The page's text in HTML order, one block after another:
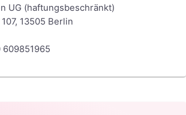
UG (haftungsbeschränkt)
13505 Berlin